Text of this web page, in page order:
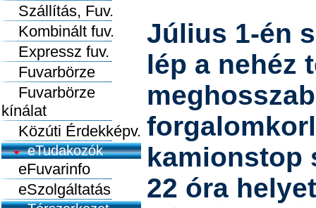
Szállítás, Fuv.
Kombinált fuv.
Expressz fuv.
Fuvarbörze
Fuvarbörze
kínálat
Közúti Érdekképv.
eTudakozók
eFuvarinfo
eSzolgáltatás
Július 1-én
lép a nehéz
kamionstop
22 óra